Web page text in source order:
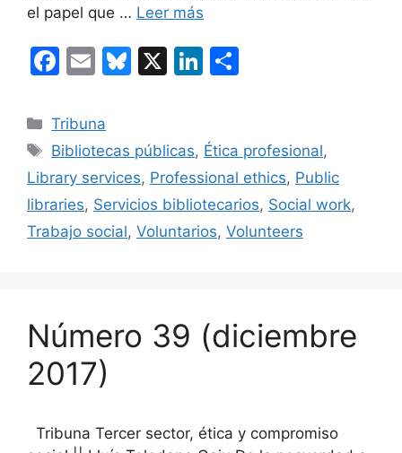
el papel que … Leer más
F
c
e
b
o
o
E
ai
l
Bl
s
k
y
X
Li
e
dI
n
p
ar
tir
Categorías
Tribuna
Etiquetas
Bibliotecas públicas, Ética profesional,
Library services, Professional ethics, Public
libraries, Servicios bibliotecarios, Social work,
Trabajo social, Voluntarios, Volunteers
Número 39 (diciembre
2017)
Tribuna Tercer sector, ética y compromiso